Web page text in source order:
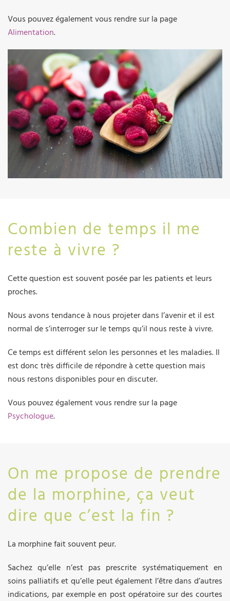
Vous pouvez également vous rendre sur la page
Alimentation.
Combien de temps il me
reste à vivre ?
Cette question est souvent posée par les patients et leurs
proches.
Nous avons tendance à nous projeter dans l’avenir et il est
normal de s’interroger sur le temps qu’il nous reste à vivre.
Ce temps est différent selon les personnes et les maladies. Il
est donc très difficile de répondre à cette question mais
nous restons disponibles pour en discuter.
Vous pouvez également vous rendre sur la page
Psychologue.
On me propose de prendre
de la morphine, ça veut
dire que c’est la fin ?
La morphine fait souvent peur.
Sachez qu’elle n’est pas prescrite systématiquement en
soins palliatifs et qu’elle peut également l’être dans d’autres
indications, par exemple en post opératoire sur des courtes